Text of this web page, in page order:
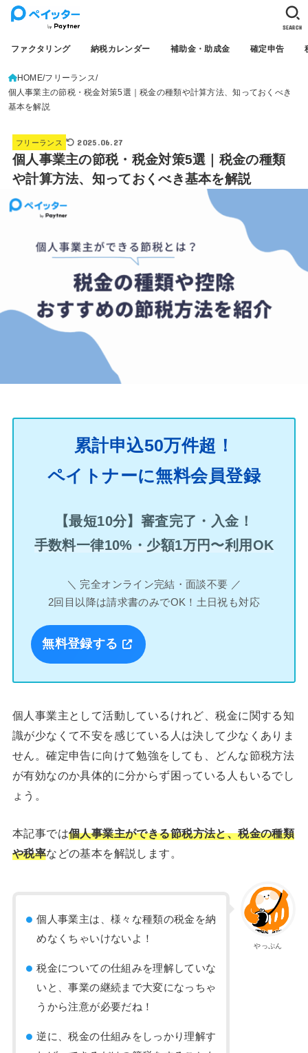
ファクタリング 納税カレンダー 補助金・助成金 確定申告
SEARCH
HOME フリーランス
個人事業主の節税・税金対策5選｜税金の種類や計算方法、知っておくべき
基本を解説
フリーランス 2025.06.27
個人事業主の節税・税金対策5選｜税金の種類
や計算方法、知っておくべき基本を解説
累計申込50万件超！
ペイトナーに無料会員登録
【最短10分】審査完了・入金！
手数料一律10%・少額1万円〜利用OK
＼ 完全オンライン完結・面談不要 ／
2回目以降は請求書のみでOK！土日祝も対応
無料登録する
個人事業主として活動しているけれど、税金に関する知
識が少なくて不安を感じている人は決して少なくありま
せん。確定申告に向けて勉強をしても、どんな節税方法
が有効なのか具体的に分からず困っている人もいるでし
ょう。
本記事では個人事業主ができる節税方法と、税金の種類
や税率などの基本を解説します。
やっぷん
個人事業主は、様々な種類の税金を納
めなくちゃいけないよ！
税金についての仕組みを理解していな
いと、事業の継続まで大変になっちゃ
うから注意が必要だね！
逆に、税金の仕組みをしっかり理解す